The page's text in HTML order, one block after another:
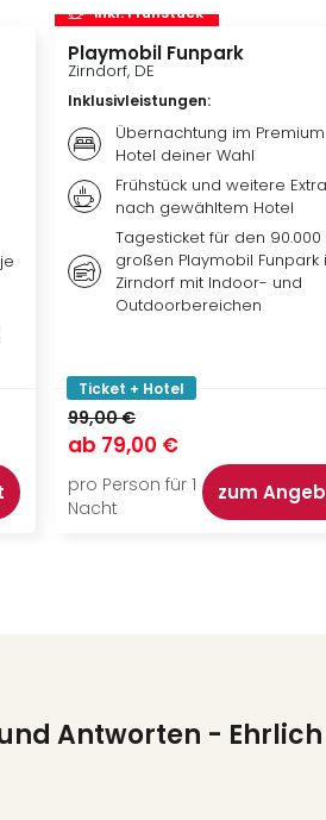
inkl. Frühstück
Playmobil Funpark
Zirndorf, DE
Inklusivleistungen:
Übernachtung im Premium
Hotel deiner Wahl
Frühstück und weitere
nach gewähltem Hotel
Tagesticket für den 90.000
großen Playmobil Funpark
Zirndorf mit Indoor- und
Outdoorbereichen
Ticket + Hotel
99,00 €
ab 79,00 €
pro Person für 1
Nacht
zum
Antworten -